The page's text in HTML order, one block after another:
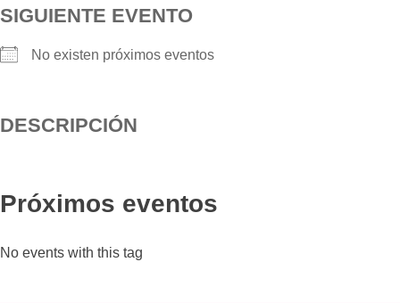
SIGUIENTE EVENTO
No existen próximos eventos
DESCRIPCIÓN
Próximos eventos
No events with this tag